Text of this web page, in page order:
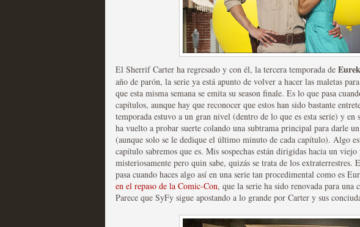
Fin de ciclo para las series de viajes
MOLTISANTI
Recomendación de la semana
Taboo es otra miniserie británica que
miniserie
El Sherrif Carter ha regresado y con él, la tercera temporada de
año de parón, la serie ya está apunto de volver a hacer las maletas
que esta misma semana se emita su season finale. Es lo que pasa
capítulos, aunque hay que reconocer que estos han sido bastante
temporada estuvo a un gran nivel (dentro de lo que es esta serie) y en
ha vuelto a probar suerte colando una subtrama principal para darle
(aunque solo se le dedique el último minuto de cada capítulo). Algo
capítulo sabremos que es. Mis sospechas están dirigidas hacia un
misteriosamente pero quin sabe, quizás se trata de los extraterrestres.
pasa cuando haces algo así en una serie tan procedimental como es
en el repaso de la Comic-Con, que la serie ha sido renovada para una
Parece que SyFy sigue apostando a lo grande por Carter y sus